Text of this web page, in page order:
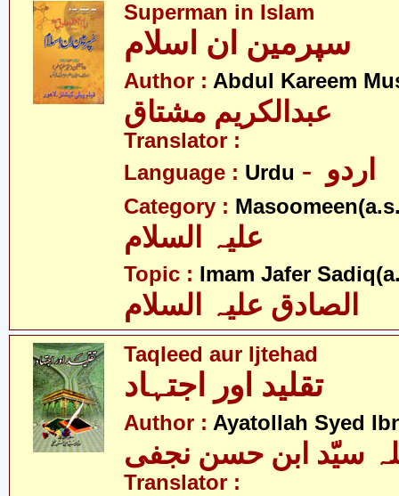
Superman in Islam
سپرمین ان اسلام
Author : Abdul Kareem
عبدالکریم مشتاق
Translator :
Language : Urdu
Category :
Topic : Imam Jafer
الصادق علیہ السلام
Taqleed aur Ijtehad
تقلید اور اجتہاد
Author : Ayatollah Syed
Translator :